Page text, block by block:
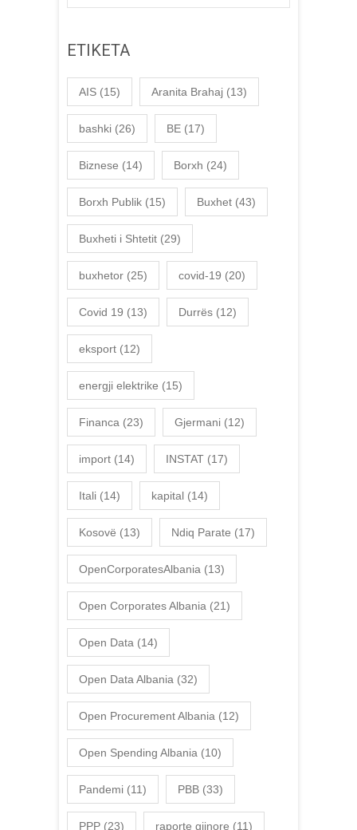
ETIKETA
AIS (15) Aranita Brahaj (13)
bashki (26) BE (17)
Biznese (14) Borxh (24)
Borxh Publik (15) Buxhet (43)
Buxheti i Shtetit (29)
buxhetor (25) covid-19 (20)
Covid 19 (13) Durrës (12)
eksport (12)
energji elektrike (15)
Financa (23) Gjermani (12)
import (14) INSTAT (17)
Itali (14) kapital (14)
Kosovë (13) Ndiq Parate (17)
OpenCorporatesAlbania (13)
Open Corporates Albania (21)
Open Data (14)
Open Data Albania (32)
Open Procurement Albania (12)
Open Spending Albania (10)
Pandemi (11) PBB (33)
PPP (23) raporte gjinore (11)